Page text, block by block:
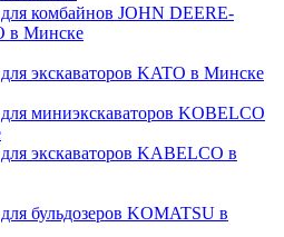
для комбайнов JOHN DEERE-
в Минске
экскаваторов KATO в Минске
миниэкскаваторов KOBELCO
экскаваторов KABELCO в
бульдозеров KOMATSU в